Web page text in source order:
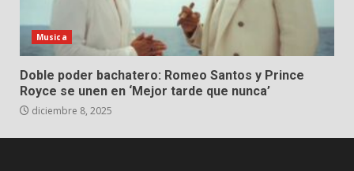
Musica
Doble poder bachatero: Romeo Santos y Prince
Royce se unen en ‘Mejor tarde que nunca’
diciembre 8, 2025